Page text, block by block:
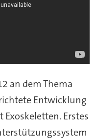
an dem Thema
Entwicklung
Erstes